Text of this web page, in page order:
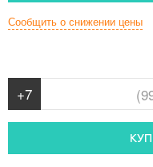
Сообщить о снижении цены